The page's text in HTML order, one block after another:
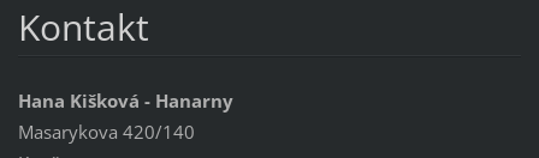
Kontakt
Hana Kišková - Hanarny
Masarykova 420/140